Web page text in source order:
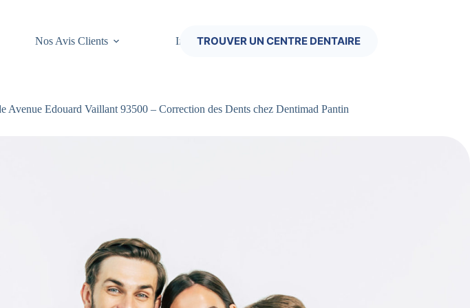
Nos Avis Clients Infos Pratiques
TROUVER UN CENTRE DENTAIRE
Avenue Edouard Vaillant 93500 – Correction des Dents chez Dentimad Pantin